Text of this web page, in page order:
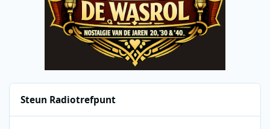
Steun Radiotrefpunt